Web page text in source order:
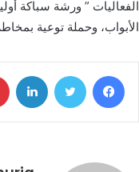
الفعاليات ” ورشة سباكة
الأبواب، وحملة توعية
فيسبوك تويتر